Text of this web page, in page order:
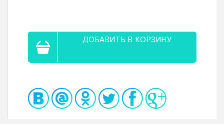
ДОБАВИТЬ В КОРЗИНУ